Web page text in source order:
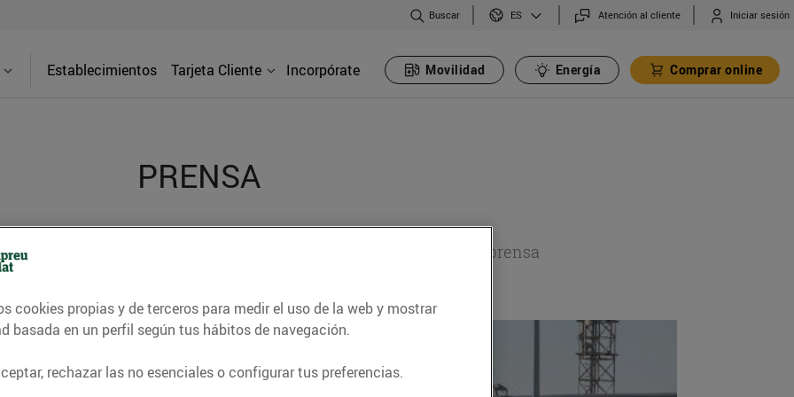
Buscar ES Atención al cliente Iniciar sesión
Establecimientos Tarjeta Cliente Incorpórate Movilidad Energía Comprar online
PRENSA
los supermercados Bonpreu y Esclat a través de la sección de prensa
cookies propias y de terceros para medir el uso de la web y mostrar
basada en un perfil según tus hábitos de navegación.
rechazar las no esenciales o configurar tus preferencias.